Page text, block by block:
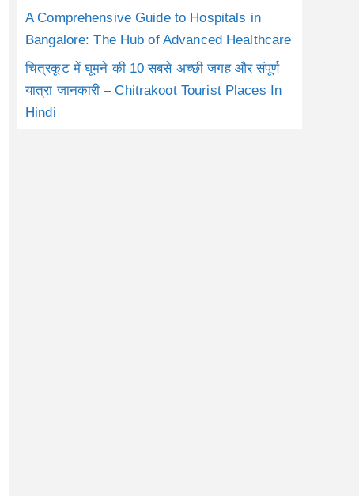
A Comprehensive Guide to Hospitals in
Bangalore: The Hub of Advanced Healthcare
चित्रकूट में घूमने की 10 सबसे अच्छी जगह और संपूर्ण
यात्रा जानकारी – Chitrakoot Tourist Places In
Hindi